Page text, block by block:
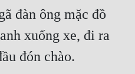
đàn ông mặc đồ
xuống xe, đi ra
đón chào.